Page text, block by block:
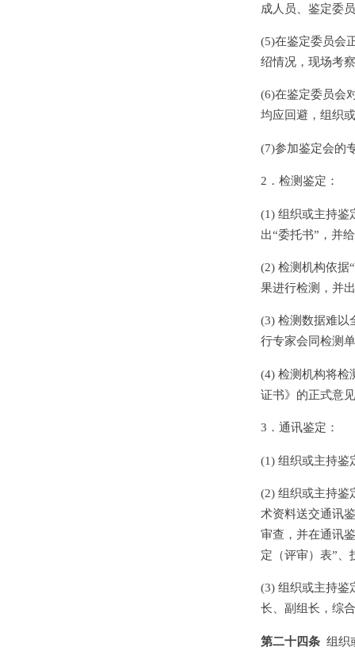
成人员、鉴定委
(5)在鉴定委员会
绍情况，现场考
(6)在鉴定委员会
均应回避，组织
(7)参加鉴定会的
2．检测鉴定：
(1) 组织或主持鉴
出“委托书”，并
(2) 检测机构依据
果进行检测，并
(3) 检测数据难以
行专家会同检测
(4) 检测机构将检
证书》的正式意
3．通讯鉴定：
(1) 组织或主持鉴
(2) 组织或主持鉴
术资料送交通讯
审查，并在通讯
定（评审）表”、
(3) 组织或主持鉴
长、副组长，综
第二十四条组织